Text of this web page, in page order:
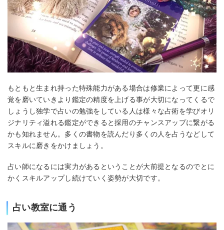
もともと生まれ持った特殊能力がある場合は修業によって更に感
覚を磨いていきより鑑定の精度を上げる事が大切になってくるで
しょうし独学で占いの勉強をしている人は様々な占術を学びオリ
ジナリティ溢れる鑑定ができると採用のチャンスアップに繋がる
かも知れません。多くの書物を読んだり多くの人を占うなどして
スキルに磨きをかけましょう。
占い師になるには実力があるということが大前提となるのでとに
かくスキルアップし続けていく姿勢が大切です。
占い教室に通う